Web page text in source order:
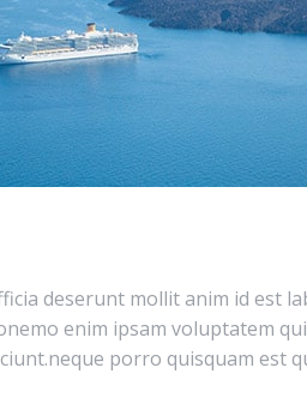
deserunt mollit anim id est
enim ipsam voluptatem
porro quisquam est